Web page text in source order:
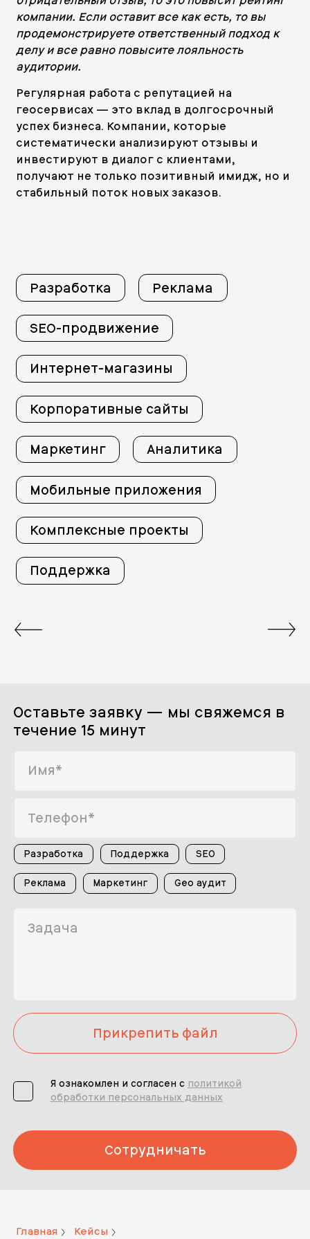
компании. Если оставит все как есть, то вы
продемонстрируете ответственный подход к
делу и все равно повысите лояльность
аудитории.
Регулярная работа с репутацией на
геосервисах — это вклад в долгосрочный
успех бизнеса. Компании, которые
систематически анализируют отзывы и
инвестируют в диалог с клиентами,
получают не только позитивный имидж, но и
стабильный поток новых заказов.
Разработка Реклама
SEO-продвижение
Интернет-магазины
Корпоративные сайты
Маркетинг Аналитика
Мобильные приложения
Комплексные проекты
Поддержка
Оставьте заявку — мы свяжемся в
течение 15 минут
Разработка Поддержка SEO
Реклама Маркетинг Geo аудит
Прикрепить файл
Я ознакомлен и согласен с политикой
обработки персональных данных
Сотрудничать
Главная
Кейсы